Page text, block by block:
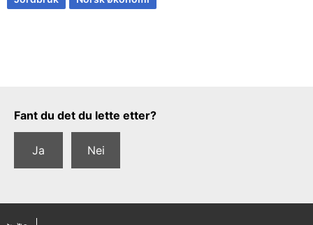
Tilbakemeldingsskjema
Fant du det du lette etter?
Ja Nei